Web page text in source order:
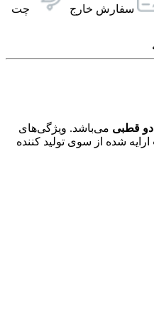
سفارش خارج چت
دو قطبی می‌باشد. ویژگی‌های
ارایه شده از سوی تولید کننده